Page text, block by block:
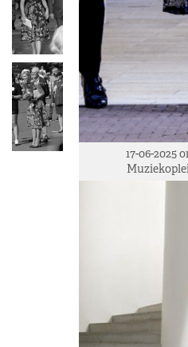
17-06-2025